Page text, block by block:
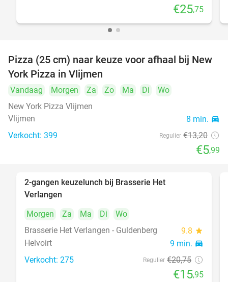
€25,75
55%
Pizza (25 cm) naar keuze voor afhaal bij New
York Pizza in Vlijmen
Vandaag Morgen Za Zo Ma Di
Wo
New York Pizza Vlijmen
Vlijmen
8 min. directions_car
Verkocht: 399 Regulier €13,20
€5,99
2-gangen keuzelunch bij Brasserie Het
Verlangen
Morgen
Za Ma Di
Wo
Brasserie Het Verlangen - Guldenberg
9.8 star
Helvoirt 9 min. directions_car
Verkocht: 275 Regulier €20,75
€15,95